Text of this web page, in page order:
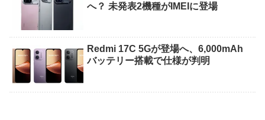
へ？ 未発表2機種がIMEIに登場
Redmi 17C 5Gが登場へ、6,000mAh
バッテリー搭載で仕様が判明